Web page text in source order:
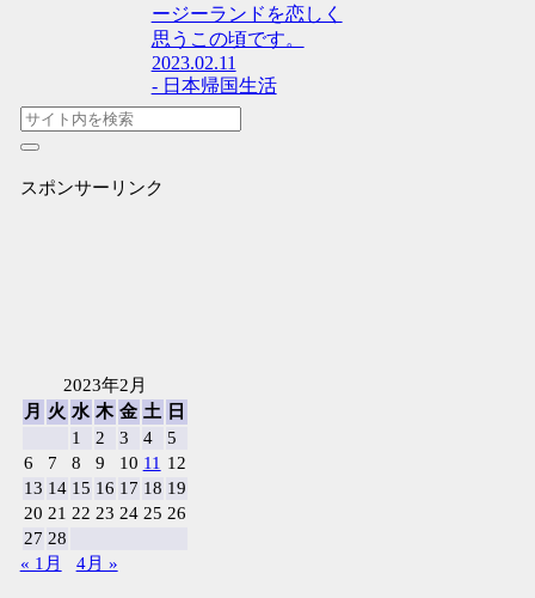
ージーランドを恋しく
思うこの頃です。
2023.02.11
- 日本帰国生活
スポンサーリンク
2023年2月
月
火 水 木 金 土
日
1
2 3 4
5
6
7 8 9 10 11 12
13 14 15 16 17 18 19
20 21 22 23 24 25 26
27 28
« 1月
4月 »